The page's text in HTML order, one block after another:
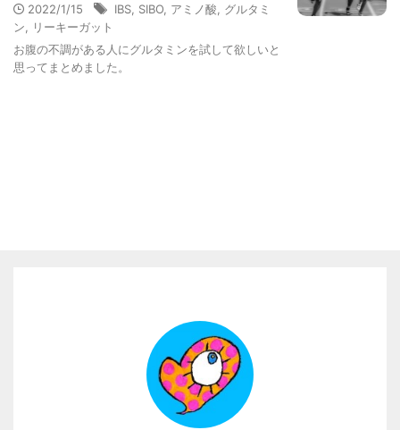
2022/1/15 IBS SIBO アミノ酸
グルタミ
ン
リーキーガット
お腹の不調がある人にグルタミンを試して欲しいと
思ってまとめました。